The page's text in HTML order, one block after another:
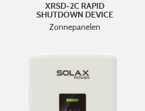
XRSD-2C RAPID
SHUTDOWN DEVICE
Zonnepanelen